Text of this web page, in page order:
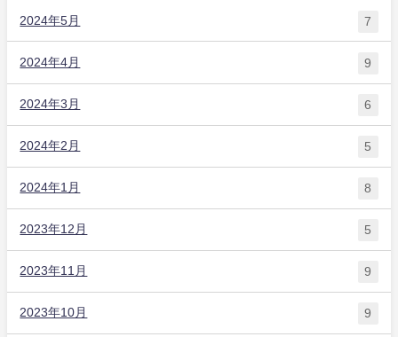
2024年5月 7
2024年4月 9
2024年3月 6
2024年2月 5
2024年1月 8
2023年12月 5
2023年11月 9
2023年10月 9